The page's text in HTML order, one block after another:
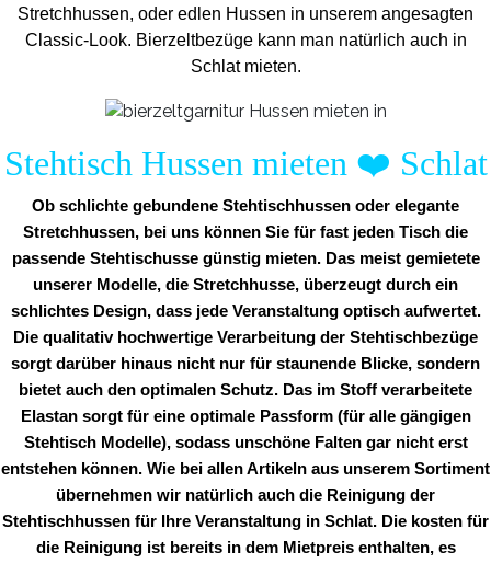
Stretchhussen, oder edlen Hussen in unserem angesagten
Classic-Look. Bierzeltbezüge kann man natürlich auch in
Schlat mieten.
Stehtisch Hussen mieten ❤️ Schlat
Ob schlichte gebundene Stehtischhussen oder elegante
Stretchhussen, bei uns können Sie für fast jeden Tisch die
passende Stehtischusse günstig mieten. Das meist gemietete
unserer Modelle, die Stretchhusse, überzeugt durch ein
schlichtes Design, dass jede Veranstaltung optisch aufwertet.
Die qualitativ hochwertige Verarbeitung der Stehtischbezüge
sorgt darüber hinaus nicht nur für staunende Blicke, sondern
bietet auch den optimalen Schutz. Das im Stoff verarbeitete
Elastan sorgt für eine optimale Passform (für alle gängigen
Stehtisch Modelle), sodass unschöne Falten gar nicht erst
entstehen können. Wie bei allen Artikeln aus unserem Sortiment
übernehmen wir natürlich auch die Reinigung der
Stehtischhussen für Ihre Veranstaltung in Schlat. Die kosten für
die Reinigung ist bereits in dem Mietpreis enthalten, es